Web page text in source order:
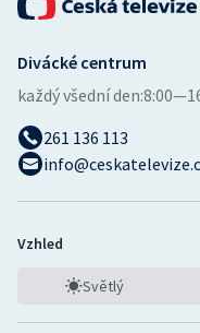
Ostatní
Divácké centrum
každý všední den:
261 136 113
Vzhled
Světlý